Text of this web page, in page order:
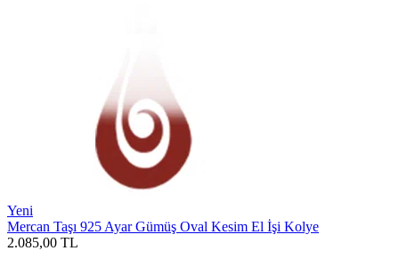
Yeni
Mercan Taşı 925 Ayar Gümüş Oval Kesim El İşi Kolye
2.085,00 TL